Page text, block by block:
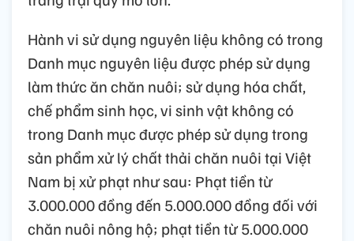
Hành vi sử dụng nguyên liệu không có trong
Danh mục nguyên liệu được phép sử dụng
làm thức ăn chăn nuôi; sử dụng hóa chất,
chế phẩm sinh học, vi sinh vật không có
trong Danh mục được phép sử dụng trong
sản phẩm xử lý chất thải chăn nuôi tại Việt
Nam bị xử phạt như sau: Phạt tiền từ
3.000.000 đồng đến 5.000.000 đồng đối với
chăn nuôi nông hộ; phạt tiền từ 5.000.000